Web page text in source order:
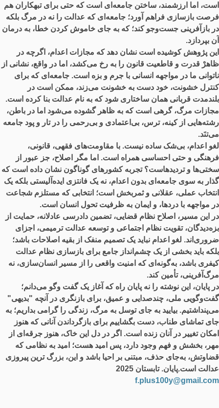
است، اما ارزشمند، ساختن جامعه‌ای است که حتی برای تبهکاران هم
فرصت بازسازی فراهم آورد؛ جامعه‌ای که عدالت را نه در مرگ بلکه
در بازآفرینی جست‌وجو کند؛ که به جای خاموش کردن خطا، به درمان
آن بپردازد.
این پژوهش کوشیده است نشان دهد که مجازات اعدام، اگرچه در
ظاهرْ قدرت و قاطعیت قانون را به رخ می‌کشد، اما در واقع، نشانی از
ناتوانی ما در مواجهه انسانی با جرم و بزه است. جامعه‌ای که برای
کنترل خشونت، خود دست به خشونت می‌زند، ممکن است در
بلندمدت قربانی همان ساختاری شود که به نام عدالت بنا کرده است.
مجازات مرگ، گرهی ا‌ست که به ظاهر گشوده می‌شود اما در باطن،
رشته‌هایی از کینه، ترس، بی‌اعتمادی و بی‌رحمی را در تار و پود جامعه
می‌تنَد.
لغو اعدام، بی‌شک ساده نیست. با مقاومت‌های فقهی، قانونی،
فرهنگی و حتی احساسی همراه است. اما مگر اصلاح، جز عبور از
سختی‌ها و تردیدهاست؟ تجربه کشورهای گوناگون نشان داده است که
گذار به سوی جامعه‌ای بدون اعدام، نه یک فانتزی ایده‌آلیستی بلکه یک
انتخاب عملی، عقلانی و ثمربخش است؛ انتخابی که مستلزم شجاعت
در مواجهه با دردها، و ایمان به ظرفیت تحول انسان است.
در این مسیر، اصلاح نظام قضایی، تضمین دادرسی عادلانه، حمایت از
بزه‌دیدگان، تقویت نظام اجتماعی و توسعه عدالت ترمیمی، اجزای
ضروری‌اند. لغو اعدام نباید یک تصمیم منفک از بقیه اصلاحات باشد؛
بلکه باید بخشی از یک چشم‌انداز جامع برای بازسازی نظام عدالت
کیفری باشد، به‌گونه‌ای که امنیت واقعی را از مسیر انسان‌سازی، نه
مرگ‌آفرینی، تأمین کند.
در پایان، این نوشته را نه پایان راه که آغاز یک گفت ‌وگو می‌دانم؛
گفت‌وگویی ملی، چند‌صدایی و عمیق، برای بازنگری در آنچه "بدیهی"
می‌پنداشتیم. بیایید به جای توسل به مرگ، زندگی را گرامی بداریم؛ به
جای تماشای طناب، دست بگشاییم برای بازگرداندن آنانی که هنوز
امکان تغییر در آنان زنده است. اگر در دل این خاک، هنوز جرقه‌ای از
مهر، بخشش و فهم وجود دارد، پس امید هست؛ امید به نظامی که
قضاوتش، به‌جای حذف، مبتنی بر احیا باشد و این، بزرگ‌ ترین پیروزی
عدالت است.پایان. تابستان 2025
f.plus100y@gmail.com